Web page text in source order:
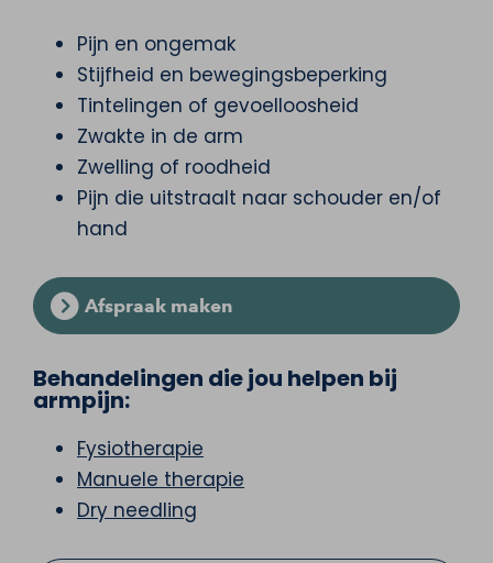
Pijn en ongemak
Stijfheid en bewegingsbeperking
Tintelingen of gevoelloosheid
Zwakte in de arm
Zwelling of roodheid
Pijn die uitstraalt naar schouder en/of
hand
Afspraak maken
Behandelingen die jou helpen bij
armpijn:
Fysiotherapie
Manuele therapie
Dry needling